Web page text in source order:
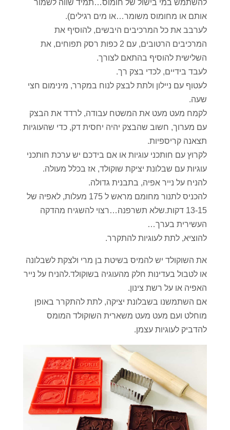
להשתמש במי בישול של חומוס…תמיד שווה לשמור
אותם או מחומוס משומר…או מים רגילים).
לערבב את כל המרכיבים היבשים, להוסיף את
המרכיבים הרטובים, עם 2 כפות רסק תפוחים, את
השלישית להוסיף בהתאם לצורך.
לעבד בידיים, לכדי בצק רך.
לעטוף עם ניילון ולתת לבצק לנוח במקרר, מינימום חצי
שעה.
לקמח מעט מעט את המשטח עבודה, לרדד את הבצק
עם מערוך, חשוב שהבצק יהיה יחסית דק, כדי שהעוגיות
תצאנה קריספיות.
לקרוץ עם חותכני עוגיות או אם בידכם יש ערכת חותכני
עוגיות עם שבלונת יציקת שוקולד, אז בכלל מעולה.
להניח על נייר אפיה, בתבנית גדולה.
להכניס לתנור מחומם מראש ל 175 מעלות, לאפיה של
13-15 דקות.שלא תשרפנה…רצוי להשגיח מהדקה
העשירית בערך…
להוציא, לתת לעוגיות להתקרר.
את השוקולד יש להמיס בשיטת בן מרי ולצקת לשבלונה
או לטבול בעדינות חלק מהעוגיה בשוקולד.להניח על נייר
האפיה או על רשת צינון.
אם השתמשנו בשבלונת יציקה, לתת להתקרר באופן
מוחלט ועם מעט מעט משארית השוקולד המומס
להדביק לעוגיות עצמן.